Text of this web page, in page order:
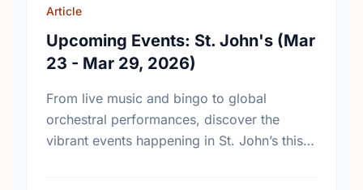
Article
Upcoming Events: St. John's (Mar
23 - Mar 29, 2026)
From live music and bingo to global
orchestral performances, discover the
vibrant events happening in St. John’s this